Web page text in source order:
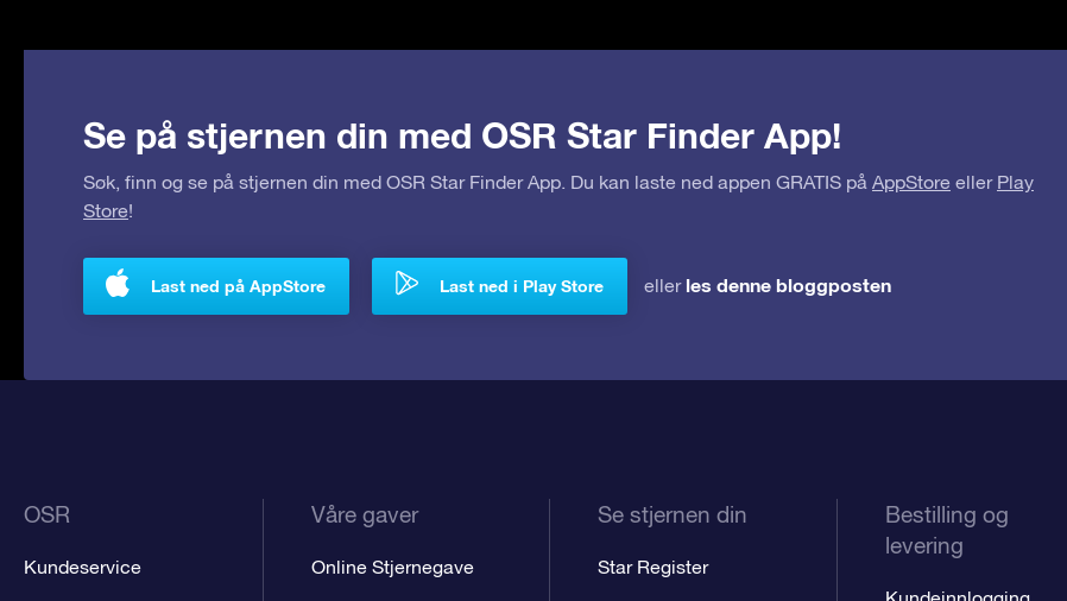
Se på stjernen din med OSR Star Finder App!
Søk, finn og se på stjernen din med OSR Star Finder App. Du kan laste ned appen GRATIS på AppStore eller Play
Store!
Last ned på AppStore Last ned i Play Store eller les denne bloggposten
OSR
Kundeservice
Våre gaver
Online Stjernegave
Se stjernen din
Star Register
Bestilling og
levering